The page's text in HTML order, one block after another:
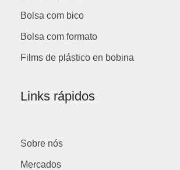
Bolsa com bico
Bolsa com formato
Films de plástico en bobina
Links rápidos
Sobre nós
Mercados